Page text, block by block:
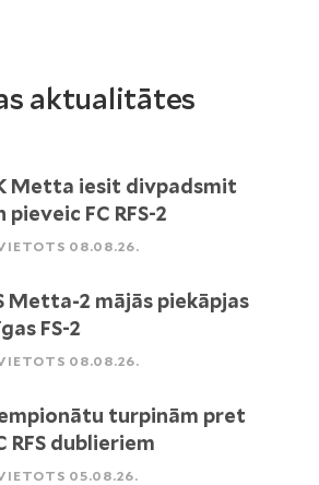
aktualitātes
Metta iesit divpadsmit
pieveic FC RFS-2
08.08.26.
Metta-2 mājās piekāpjas
FS-2
08.08.26.
turpinām pret
RFS dublieriem
05.08.26.